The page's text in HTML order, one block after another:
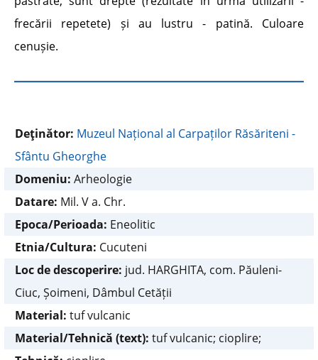
frecării repetete) și au lustru - patină. Culoare
cenușie.
Deţinător: Muzeul Național al Carpaților Răsăriteni -
Sfântu Gheorghe
Domeniu: Arheologie
Datare: Mil. V a. Chr.
Epoca/Perioada: Eneolitic
Etnia/Cultura: Cucuteni
Loc de descoperire: jud. HARGHITA, com. Păuleni-
Ciuc, Șoimeni, Dâmbul Cetății
Material: tuf vulcanic
Material/Tehnică (text): tuf vulcanic; cioplire;